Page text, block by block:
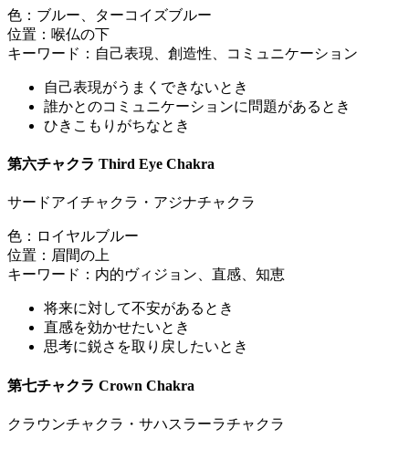
色：ブルー、ターコイズブルー
位置：喉仏の下
キーワード：自己表現、創造性、コミュニケーション
自己表現がうまくできないとき
誰かとのコミュニケーションに問題があるとき
ひきこもりがちなとき
第六チャクラ Third Eye Chakra
サードアイチャクラ・アジナチャクラ
色：ロイヤルブルー
位置：眉間の上
キーワード：内的ヴィジョン、直感、知恵
将来に対して不安があるとき
直感を効かせたいとき
思考に鋭さを取り戻したいとき
第七チャクラ Crown Chakra
クラウンチャクラ・サハスラーラチャクラ